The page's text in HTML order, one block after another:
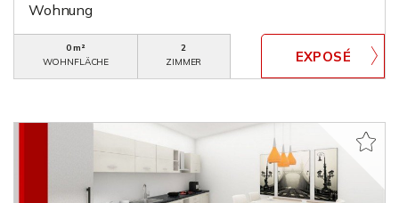
Wohnung
0 m²
WOHNFLÄCHE
2
ZIMMER